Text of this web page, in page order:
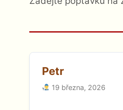
Petr
19 března, 2026